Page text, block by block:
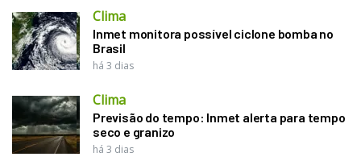
Clima
Inmet monitora possível ciclone bomba no
Brasil
há 3 dias
Clima
Previsão do tempo: Inmet alerta para tempo
seco e granizo
há 3 dias